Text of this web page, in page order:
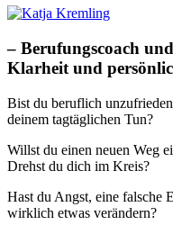
– Berufungscoach
Klarheit und
Bist du beruflich
deinem tagtäglichen Tun?
Willst du einen neuen Weg
Drehst du dich im Kreis?
Hast du Angst, eine falsche
wirklich etwas verändern?